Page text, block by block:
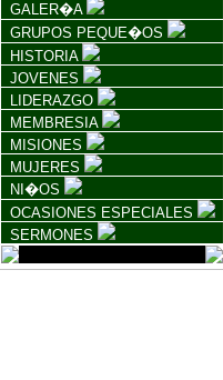
GALER�A
GRUPOS PEQUE�OS
HISTORIA
JOVENES
LIDERAZGO
MEMBRESIA
MISIONES
MUJERES
NI�OS
OCASIONES ESPECIALES
SERMONES